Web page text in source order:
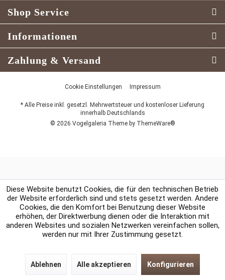
Shop Service
Informationen
Zahlung & Versand
Cookie Einstellungen Impressum
* Alle Preise inkl. gesetzl. Mehrwertsteuer und kostenloser Lieferung
innerhalb Deutschlands
© 2026 Vogelgaleria Theme by ThemeWare®
Diese Website benutzt Cookies, die für den technischen Betrieb
der Website erforderlich sind und stets gesetzt werden. Andere
Cookies, die den Komfort bei Benutzung dieser Website
erhöhen, der Direktwerbung dienen oder die Interaktion mit
anderen Websites und sozialen Netzwerken vereinfachen sollen,
werden nur mit Ihrer Zustimmung gesetzt.
Ablehnen Alle akzeptieren Konfigurieren